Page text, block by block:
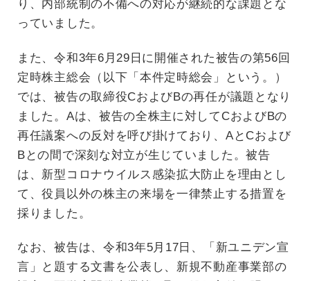
り、内部統制の不備への対応が継続的な課題とな
っていました。
また、令和3年6月29日に開催された被告の第56回
定時株主総会（以下「本件定時総会」という。）
では、被告の取締役CおよびBの再任が議題となり
ました。Aは、被告の全株主に対してCおよびBの
再任議案への反対を呼び掛けており、AとCおよび
Bとの間で深刻な対立が生じていました。被告
は、新型コロナウイルス感染拡大防止を理由とし
て、役員以外の株主の来場を一律禁止する措置を
採りました。
なお、被告は、令和3年5月17日、「新ユニデン宣
言」と題する文書を公表し、新規不動産事業部の